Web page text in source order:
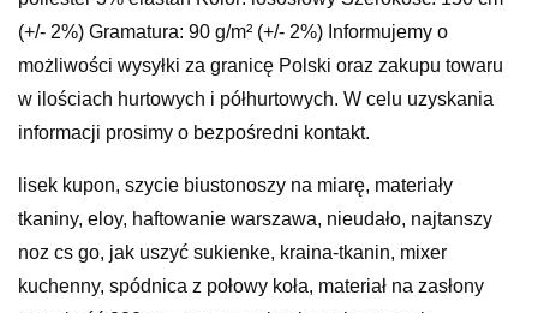
(+/- 2%) Gramatura: 90 g/m² (+/- 2%) Informujemy o
możliwości wysyłki za granicę Polski oraz zakupu towaru
w ilościach hurtowych i półhurtowych. W celu uzyskania
informacji prosimy o bezpośredni kontakt.
lisek kupon, szycie biustonoszy na miarę, materiały
tkaniny, eloy, haftowanie warszawa, nieudało, najtanszy
noz cs go, jak uszyć sukienke, kraina-tkanin, mixer
kuchenny, spódnica z połowy koła, materiał na zasłony